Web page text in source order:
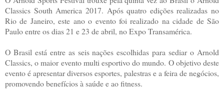
Classics South America 2017. Após quatro edições realizadas no
Rio de Janeiro, este ano o evento foi realizado na cidade de São
Paulo entre os dias 21 e 23 de abril, no Expo Transamérica.
O Brasil está entre as seis nações escolhidas para sediar o Arnold
Classics, o maior evento multi esportivo do mundo. O objetivo deste
evento é apresentar diversos esportes, palestras e a feira de negócios,
promovendo benefícios à saúde e ao fitness.